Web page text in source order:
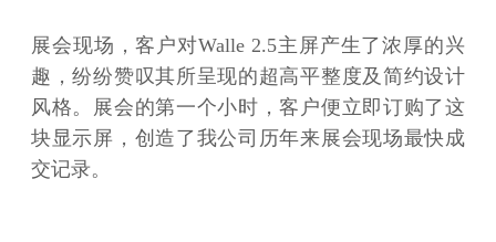
展会现场，客户对Walle 2.5主屏产生了浓厚的兴
趣，纷纷赞叹其所呈现的超高平整度及简约设计
风格。展会的第一个小时，客户便立即订购了这
块显示屏，创造了我公司历年来展会现场最快成
交记录。